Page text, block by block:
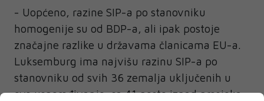
- Uopćeno, razine SIP-a po stanovniku
homogenije su od BDP-a, ali ipak postoje
značajne razlike u državama članicama EU-a.
Luksemburg ima najvišu razinu SIP-a po
stanovniku od svih 36 zemalja uključenih u
ovo uspoređivanje, sa 41 posto iznad prosjeka